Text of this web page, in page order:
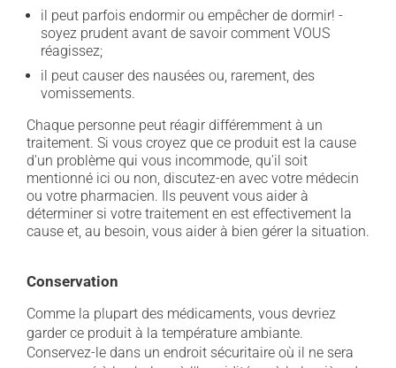
il peut parfois endormir ou empêcher de dormir! -
soyez prudent avant de savoir comment VOUS
réagissez;
il peut causer des nausées ou, rarement, des
vomissements.
Chaque personne peut réagir différemment à un
traitement. Si vous croyez que ce produit est la cause
d'un problème qui vous incommode, qu'il soit
mentionné ici ou non, discutez-en avec votre médecin
ou votre pharmacien. Ils peuvent vous aider à
déterminer si votre traitement en est effectivement la
cause et, au besoin, vous aider à bien gérer la situation.
Conservation
Comme la plupart des médicaments, vous devriez
garder ce produit à la température ambiante.
Conservez-le dans un endroit sécuritaire où il ne sera